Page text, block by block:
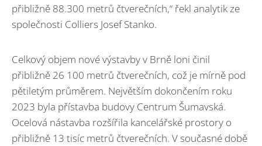
přibližně 88.300 metrů čtverečních,“ řekl analytik ze
společnosti Colliers Josef Stanko.
Celkový objem nové výstavby v Brně loni činil
přibližně 26 100 metrů čtverečních, což je mírně pod
pětiletým průměrem. Největším dokončením roku
2023 byla přístavba budovy Centrum Šumavská.
Ocelová nástavba rozšířila kancelářské prostory o
přibližně 13 tisíc metrů čtverečních. V současné době